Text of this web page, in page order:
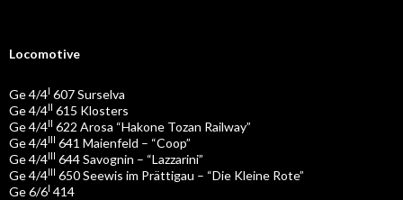
Locomotive
Ge 4/4I 607 Surselva
Ge 4/4II 615 Klosters
Ge 4/4II 622 Arosa “Hakone Tozan Railway”
Ge 4/4III 641 Maienfeld – “Coop”
Ge 4/4III 644 Savognin – “Lazzarini”
Ge 4/4III 650 Seewis im Prättigau – “Die Kleine Rote”
Ge 6/6I 414